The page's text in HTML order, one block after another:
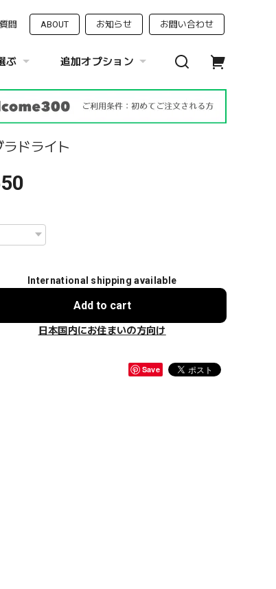
問 ABOUT お知らせ お問い合わせ
ぶ 追加オプション
ラドライト
International shipping available
Add to cart
日本国内にお住まいの方向け
Save